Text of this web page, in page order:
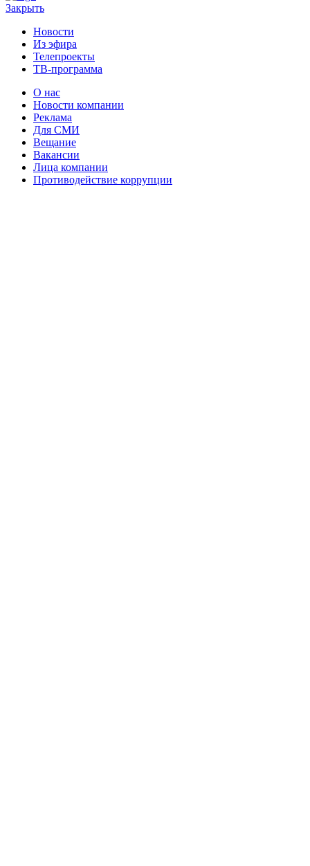
Закрыть
Новости
Из эфира
Телепроекты
ТВ-программа
О нас
Новости компании
Реклама
Для СМИ
Вещание
Вакансии
Лица компании
Противодействие коррупции